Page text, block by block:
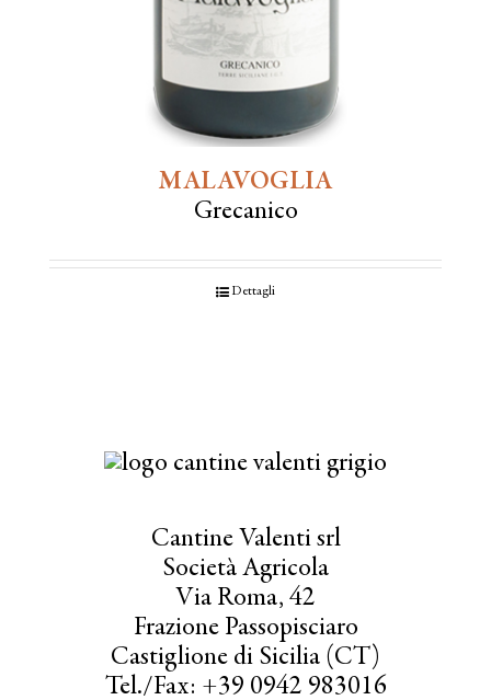
MALAVOGLIA
Grecanico
Dettagli
Cantine Valenti srl
Società Agricola
Via Roma, 42
Frazione Passopisciaro
Castiglione di Sicilia (CT)
Tel./Fax: +39 0942 983016